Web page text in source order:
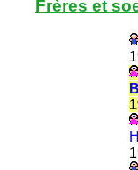
Frères et